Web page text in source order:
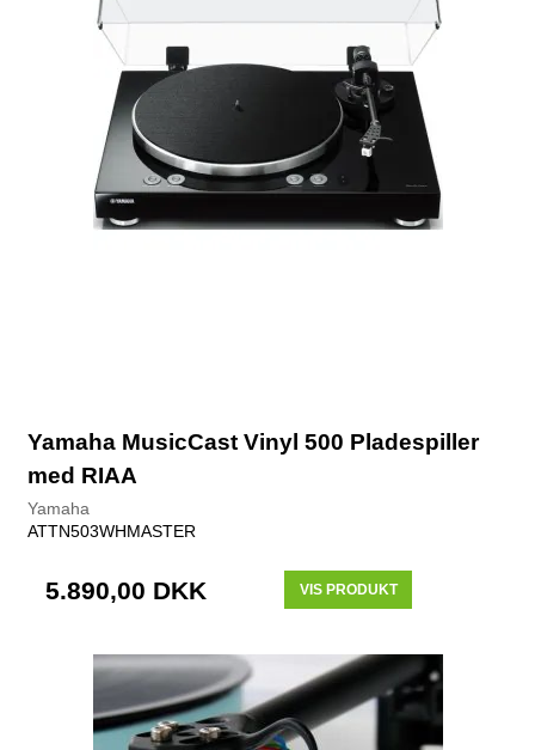
Yamaha MusicCast Vinyl 500 Pladespiller
med RIAA
Yamaha
ATTN503WHMASTER
5.890,00 DKK VIS PRODUKT